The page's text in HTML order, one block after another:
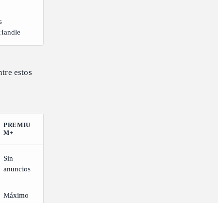
estos
PREMIU
M+
Sin
anuncios
Máximo